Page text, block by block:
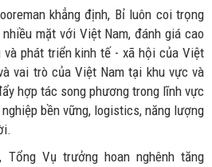
khẳng định, Bỉ luôn coi trọng
mặt với Việt Nam, đánh giá cao
phát triển kinh tế - xã hội của Việt
vai trò của Việt Nam tại khu vực và
hợp tác song phương trong lĩnh vực
bền vững, logistics, năng lượng
Vụ trưởng hoan nghênh tăng